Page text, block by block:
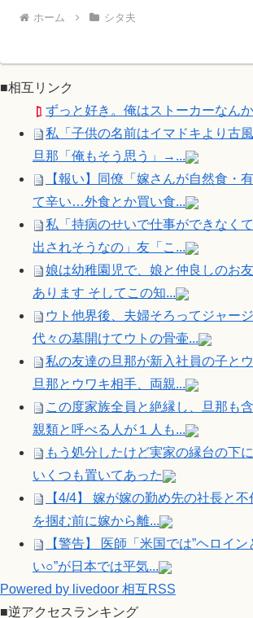
ホーム シタ夫
■相互リンク
ずっと好き。俺はストーカーなんか
私「子供の名前はイマドキより古
旦那「俺もそう思う」→...
【報い】同僚「嫁さんが自然食・
て辛い…外食とか買い食...
私「持病のせいで仕事ができなく
出されそうなの」友「こ...
娘は幼稚園児で、娘と仲良しのお
あります そしてこの知...
ウト他界後、夫婦そろってジャー
代々の墓開けてウトの骨壷...
私の友達の旦那が新入社員の子と
旦那とウワキ相手、両親...
この度家族全員と絶縁し、旦那も
親類と呼べる人が１人も...
もう処分したけど実家の縁台の下
いくつも置いてあった
【4/4】 嫁が嫁の勤め先の社長と
を掴む前に嫁から離...
【警告】 医師「米国では”ヘロイ
い○”が日本では平気...
Powered by livedoor 相互RSS
■逆アクセスランキング